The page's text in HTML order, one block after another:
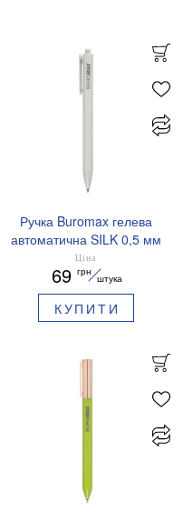
Ручка Buromax гелева
автоматична SILK 0,5 мм
сині чорнила BM.83100
Ціна
69 грн
штука
КУПИТИ